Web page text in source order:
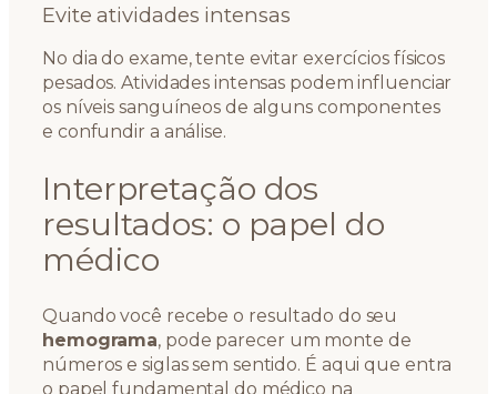
Evite atividades intensas
No dia do exame, tente evitar exercícios físicos
pesados. Atividades intensas podem influenciar
os níveis sanguíneos de alguns componentes
e confundir a análise.
Interpretação dos
resultados: o papel do
médico
Quando você recebe o resultado do seu
hemograma, pode parecer um monte de
números e siglas sem sentido. É aqui que entra
o papel fundamental do médico na